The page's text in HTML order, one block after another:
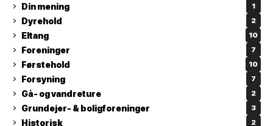
Din mening 1
Dyrehold 2
Eltang 10
Foreninger 7
Førstehold 10
Forsyning 7
Gå- og vandreture 2
Grundejer- & boligforeninger 3
Historisk 2